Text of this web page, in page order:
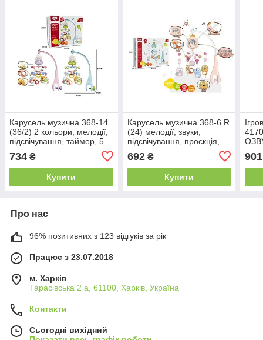
Карусель музична 368-14
(36/2) 2 кольори, мелодії,
підсвічування, таймер, 5
підвісок-брязкалець, пульт,
в коробці
734 ₴
Купити
Карусель музична 368-6 R
(24) мелодії, звуки,
підсвічування, проєкція,
таймер вимкнення, пульт,
в коробці
692₴
Купити
901
Про нас
96% позитивних з 123 відгуків за рік
Працює з 23.07.2018
м. Харків
Тарасівська 2 а, 61100, Харків, Україна
Контакти
Сьогодні вихідний